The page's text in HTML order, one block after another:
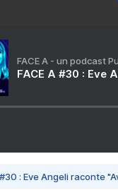
FACE A - un podcast
FACE A #30 : Eve
#30 : Eve Angeli raconte